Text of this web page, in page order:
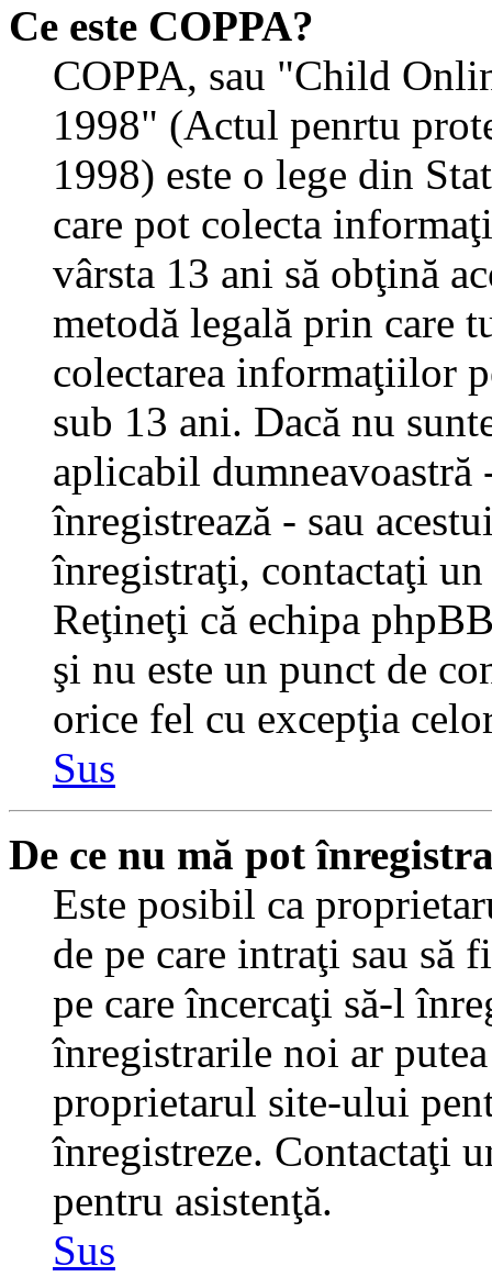
Ce este COPPA?
COPPA, sau "Child
1998" (Actul penrtu
1998) este o lege din
care pot colecta
vârsta 13 ani să obţină
metodă legală prin care
colectarea informaţiilor
sub 13 ani. Dacă nu
aplicabil dumneavoastră
înregistrează - sau
înregistraţi, contactaţi
Reţineţi că echipa
şi nu este un punct de
orice fel cu excepţia
Sus
De ce nu mă pot
Este posibil ca
de pe care intraţi sau să
pe care încercaţi să-l
înregistrarile noi ar
proprietarul site-ului
înregistreze. Contactaţi
pentru asistenţă.
Sus